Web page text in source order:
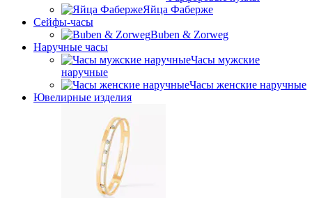
Яйца Фаберже
Сейфы-часы
Buben & Zorweg
Наручные часы
Часы мужские
наручные
Часы женские наручные
Ювелирные изделия